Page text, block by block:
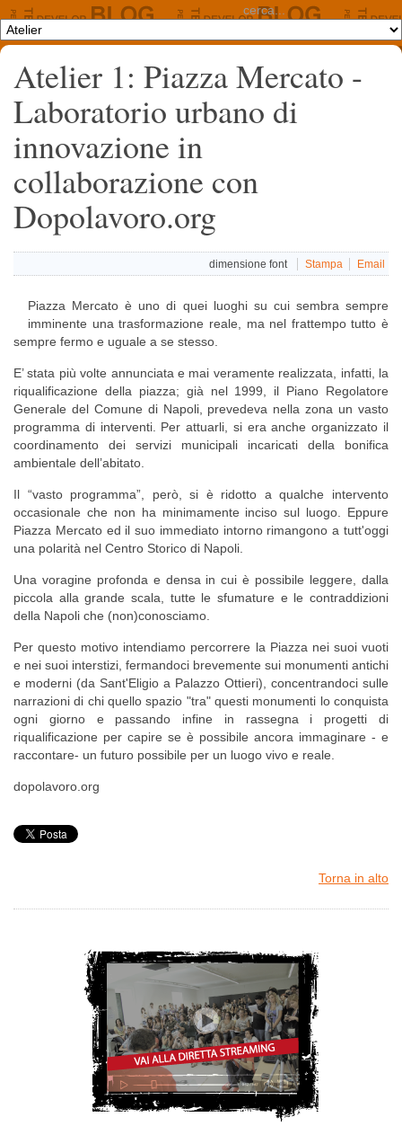
Atelier 1: Piazza Mercato -
Laboratorio urbano di
innovazione in
collaborazione con
Dopolavoro.org
dimensione font Stampa Email
Piazza Mercato è uno di quei luoghi su cui sembra sempre
imminente una trasformazione reale, ma nel frattempo tutto è
sempre fermo e uguale a se stesso.
E’ stata più volte annunciata e mai veramente realizzata, infatti, la
riqualificazione della piazza; già nel 1999, il Piano Regolatore
Generale del Comune di Napoli, prevedeva nella zona un vasto
programma di interventi. Per attuarli, si era anche organizzato il
coordinamento dei servizi municipali incaricati della bonifica
ambientale dell’abitato.
Il “vasto programma”, però, si è ridotto a qualche intervento
occasionale che non ha minimamente inciso sul luogo. Eppure
Piazza Mercato ed il suo immediato intorno rimangono a tutt'oggi
una polarità nel Centro Storico di Napoli.
Una voragine profonda e densa in cui è possibile leggere, dalla
piccola alla grande scala, tutte le sfumature e le contraddizioni
della Napoli che (non)conosciamo.
Per questo motivo intendiamo percorrere la Piazza nei suoi vuoti
e nei suoi interstizi, fermandoci brevemente sui monumenti antichi
e moderni (da Sant'Eligio a Palazzo Ottieri), concentrandoci sulle
narrazioni di chi quello spazio "tra" questi monumenti lo conquista
ogni giorno e passando infine in rassegna i progetti di
riqualificazione per capire se è possibile ancora immaginare - e
raccontare- un futuro possibile per un luogo vivo e reale.
dopolavoro.org
Torna in alto